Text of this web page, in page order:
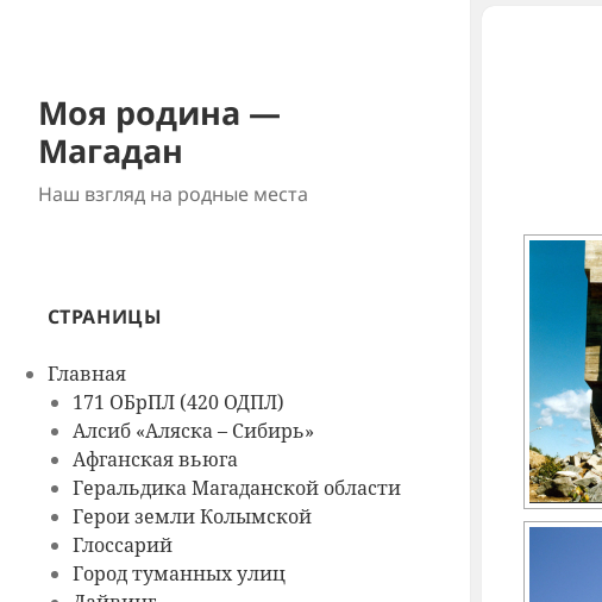
Моя родина —
Магадан
Наш взгляд на родные места
СТРАНИЦЫ
Главная
171 ОБрПЛ (420 ОДПЛ)
Алсиб «Аляска – Сибирь»
Афганская вьюга
Геральдика Магаданской области
Герои земли Колымской
Глоссарий
Город туманных улиц